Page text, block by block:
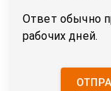
Ответ обычно
рабочих дней.